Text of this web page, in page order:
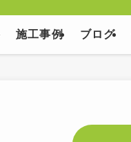
施工事例 ブログ